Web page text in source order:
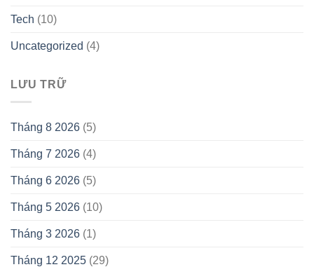
Tech (10)
Uncategorized (4)
LƯU TRỮ
Tháng 8 2026 (5)
Tháng 7 2026 (4)
Tháng 6 2026 (5)
Tháng 5 2026 (10)
Tháng 3 2026 (1)
Tháng 12 2025 (29)